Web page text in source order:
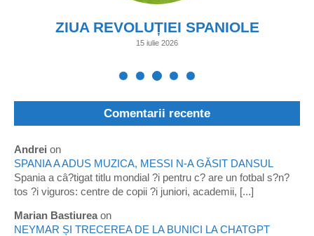
ZIUA REVOLUȚIEI SPANIOLE
15 iulie 2026
Comentarii recente
Andrei on
SPANIA A ADUS MUZICA, MESSI N-A GĂSIT DANSUL
Spania a câ?tigat titlu mondial ?i pentru c? are un fotbal s?n?
tos ?i viguros: centre de copii ?i juniori, academii, [...]
Marian Bastiurea on
NEYMAR ȘI TRECEREA DE LA BUNICI LA CHATGPT